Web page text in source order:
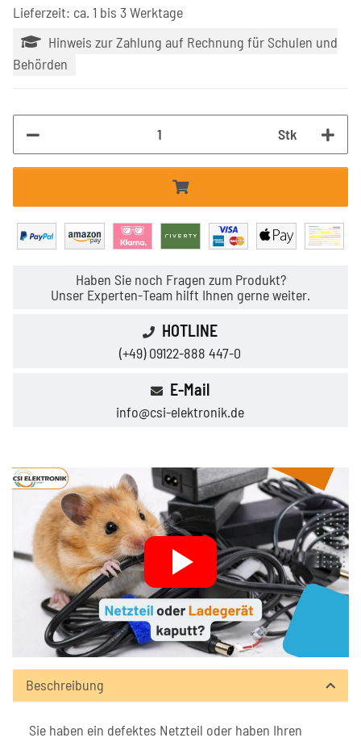
Lieferzeit: ca. 1 bis 3 Werktage
Hinweis zur Zahlung auf Rechnung für Schulen und
Behörden
Stk
Haben Sie noch Fragen zum Produkt?
Unser Experten-Team hilft Ihnen gerne weiter.
HOTLINE
(+49) 09122-888 447-0
E-Mail
info@csi-elektronik.de
Beschreibung
Sie haben ein defektes Netzteil oder haben Ihren